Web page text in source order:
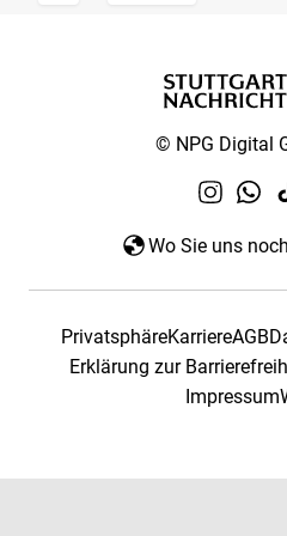
© NPG Digital
Wo Sie uns
PrivatsphäreKarriereAGB
Erklärung zur
Impressum